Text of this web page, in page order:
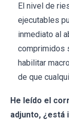
El nivel de
ejecutables
inmediato al
comprimidos
habilitar
de que
He leído el
adjunto, ¿está